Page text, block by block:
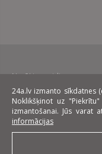
24a.lv izmanto sīkdatnes
Noklikšķinot uz
izmantošanai. Jūs varat
informācijas
Norēķinu veidi:
Līzings: